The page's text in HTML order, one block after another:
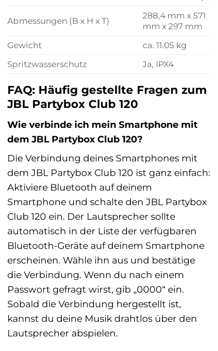
Abmessungen (B x H x T)
288,4 mm x 571
mm x 297 mm
Gewicht
ca. 11.05 kg
Spritzwasserschutz
Ja, IPX4
FAQ: Häufig gestellte Fragen zum
JBL Partybox Club 120
Wie verbinde ich mein Smartphone mit
dem JBL Partybox Club 120?
Die Verbindung deines Smartphones mit
dem JBL Partybox Club 120 ist ganz einfach:
Aktiviere Bluetooth auf deinem
Smartphone und schalte den JBL Partybox
Club 120 ein. Der Lautsprecher sollte
automatisch in der Liste der verfügbaren
Bluetooth-Geräte auf deinem Smartphone
erscheinen. Wähle ihn aus und bestätige
die Verbindung. Wenn du nach einem
Passwort gefragt wirst, gib „0000“ ein.
Sobald die Verbindung hergestellt ist,
kannst du deine Musik drahtlos über den
Lautsprecher abspielen.